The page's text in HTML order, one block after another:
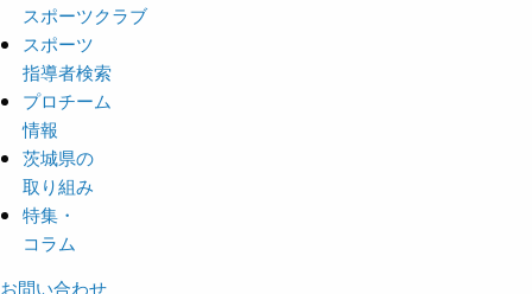
スポーツクラブ
スポーツ
指導者検索
プロチーム
情報
茨城県の
取り組み
特集・
コラム
お問い合わせ